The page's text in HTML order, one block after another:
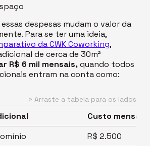
despesas mudam o valor da
Para se ter uma ideia,
daCWK Coworking,
de cerca de 30m²
R$ 6 mil mensais,quando todos
entram na conta como:
Custo mensal
R$ 2.500